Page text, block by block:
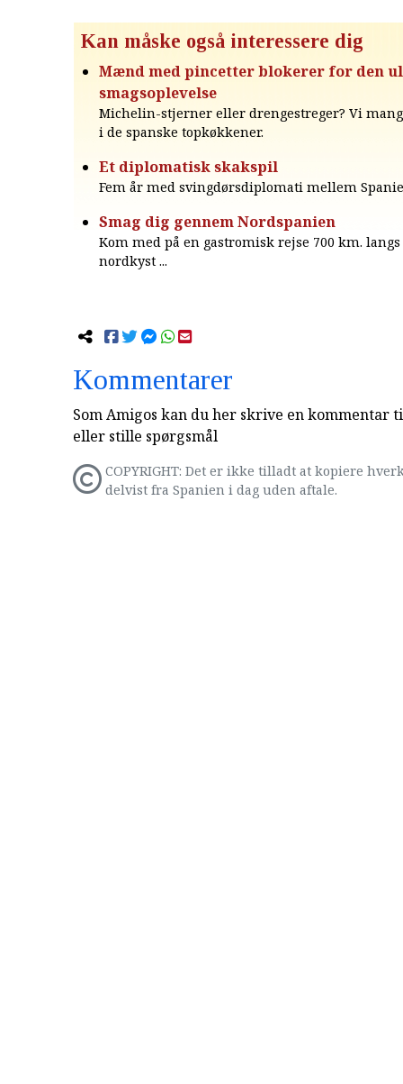
Kan måske også interessere dig
Mænd med pincetter blokerer for den
smagsoplevelse
Michelin-stjerner eller drengestreger? Vi
i de spanske topkøkkener.
Et diplomatisk skakspil
Fem år med svingdørsdiplomati mellem
Smag dig gennem Nordspanien
Kom med på en gastromisk rejse 700 km.
nordkyst ...
Kommentarer
Som Amigos kan du her skrive en kommentar
eller stille spørgsmål
COPYRIGHT: Det er ikke tilladt at kopiere
delvist fra Spanien i dag uden aftale.